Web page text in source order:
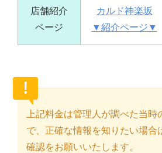
店舗紹介
ページ
カルド神楽坂
▼紹介ページ▼
上記料金は管理人が調べた当時
で、正確な情報を知りたい場合
確認をお願いいたします。